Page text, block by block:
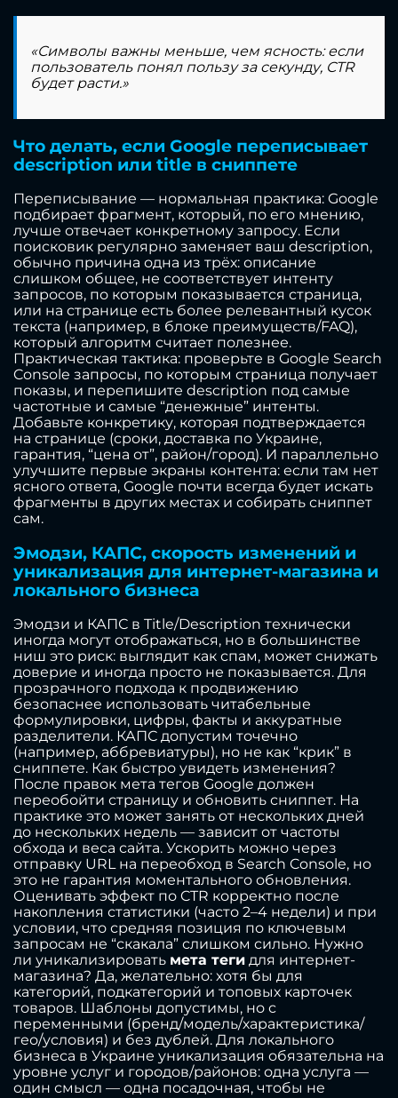
«Символы важны меньше, чем ясность: если
пользователь понял пользу за секунду, CTR
будет расти.»
Что делать, если Google переписывает
description или title в сниппете
Переписывание — нормальная практика: Google
подбирает фрагмент, который, по его мнению,
лучше отвечает конкретному запросу. Если
поисковик регулярно заменяет ваш description,
обычно причина одна из трёх: описание
слишком общее, не соответствует интенту
запросов, по которым показывается страница,
или на странице есть более релевантный кусок
текста (например, в блоке преимуществ/FAQ),
который алгоритм считает полезнее.
Практическая тактика: проверьте в Google Search
Console запросы, по которым страница получает
показы, и перепишите description под самые
частотные и самые “денежные” интенты.
Добавьте конкретику, которая подтверждается
на странице (сроки, доставка по Украине,
гарантия, “цена от”, район/город). И параллельно
улучшите первые экраны контента: если там нет
ясного ответа, Google почти всегда будет искать
фрагменты в других местах и собирать сниппет
сам.
Эмодзи, КАПС, скорость изменений и
уникализация для интернет-магазина и
локального бизнеса
Эмодзи и КАПС в Title/Description технически
иногда могут отображаться, но в большинстве
ниш это риск: выглядит как спам, может снижать
доверие и иногда просто не показывается. Для
прозрачного подхода к продвижению
безопаснее использовать читабельные
формулировки, цифры, факты и аккуратные
разделители. КАПС допустим точечно
(например, аббревиатуры), но не как “крик” в
сниппете. Как быстро увидеть изменения?
После правок мета тегов Google должен
переобойти страницу и обновить сниппет. На
практике это может занять от нескольких дней
до нескольких недель — зависит от частоты
обхода и веса сайта. Ускорить можно через
отправку URL на переобход в Search Console, но
это не гарантия моментального обновления.
Оценивать эффект по CTR корректно после
накопления статистики (часто 2–4 недели) и при
условии, что средняя позиция по ключевым
запросам не “скакала” слишком сильно. Нужно
ли уникализировать мета теги для интернет-
магазина? Да, желательно: хотя бы для
категорий, подкатегорий и топовых карточек
товаров. Шаблоны допустимы, но с
переменными (бренд/модель/характеристика/
гео/условия) и без дублей. Для локального
бизнеса в Украине уникализация обязательна на
уровне услуг и городов/районов: одна услуга —
один смысл — одна посадочная, чтобы не